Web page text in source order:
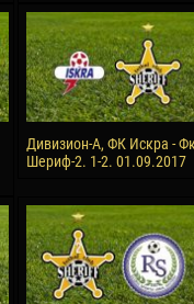
Дивизион-А, ФК Искра -
Шериф-2. 1-2. 01.09.2017